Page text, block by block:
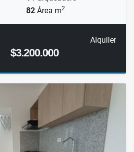
82 Área m2
Alquiler
$3.200.000